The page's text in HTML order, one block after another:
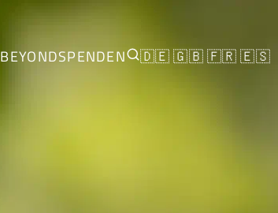
BEYONDSPENDEN 🇩🇪 🇬🇧🇫🇷 🇪🇸